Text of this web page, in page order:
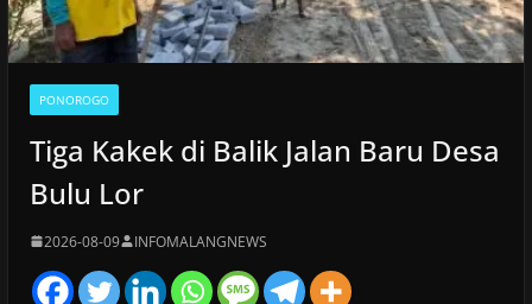
PONOROGO
Tiga Kakek di Balik Jalan Baru Desa
Bulu Lor
2026-08-09 INFOMALANGNEWS